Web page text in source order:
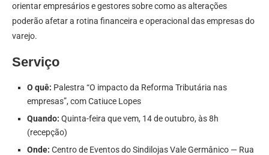
orientar empresários e gestores sobre como as alterações
poderão afetar a rotina financeira e operacional das empresas do
varejo.
Serviço
O quê: Palestra “O impacto da Reforma Tributária nas
empresas”, com Catiuce Lopes
Quando: Quinta-feira que vem, 14 de outubro, às 8h
(recepção)
Onde: Centro de Eventos do Sindilojas Vale Germânico — Rua